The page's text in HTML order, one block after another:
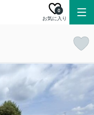
お気に入り
0